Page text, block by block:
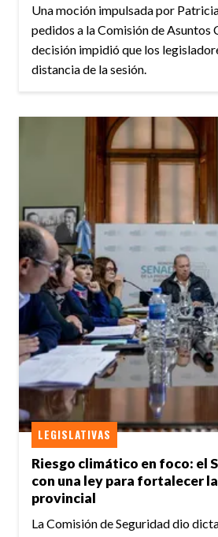
Una moción impulsada por
pedidos a la Comisión de Asuntos
decisión impidió que los
distancia de la sesión.
Riesgo climático en foco: el
con una ley para fortalecer
provincial
LEGISLATIVAS
La Comisión de Seguridad dio